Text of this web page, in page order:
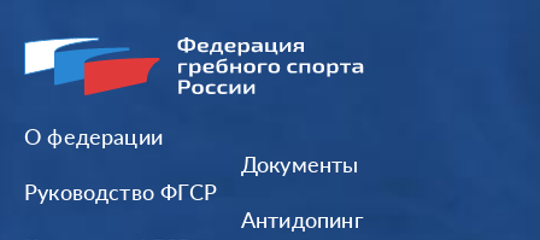
О федерации
Руководство ФГСР
Документы
Антидопинг